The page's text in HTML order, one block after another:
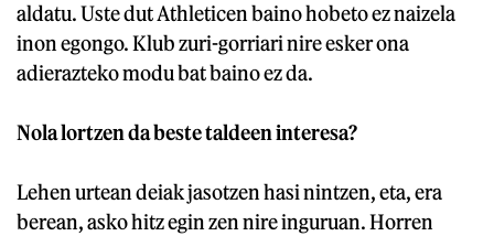
aldatu. Uste dut Athleticen baino hobeto ez naizela
inon egongo. Klub zuri-gorriari nire esker ona
adierazteko modu bat baino ez da.
Nola lortzen da beste taldeen interesa?
Lehen urtean deiak jasotzen hasi nintzen, eta, era
berean, asko hitz egin zen nire inguruan. Horren